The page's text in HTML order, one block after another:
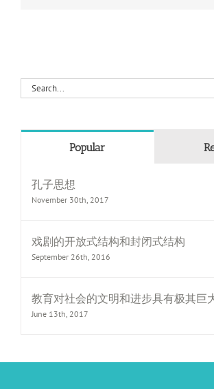
Search
for:
Popular
孔子思想
November 30th, 2017
戏剧的开放式结构和封闭式结构
September 26th, 2016
教育对社会的文明和进步具有极其巨
June 13th, 2017